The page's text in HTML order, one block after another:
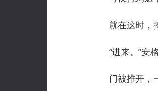
就在这时，掩
“进来。”安格
门被推开，一